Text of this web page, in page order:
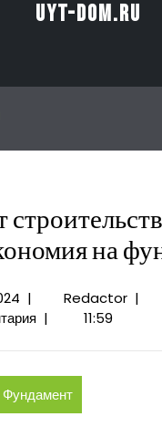
uyt-dom.ru
на
5
декабря
| RedactorМой
дома
|
| 11:59
Фундамент